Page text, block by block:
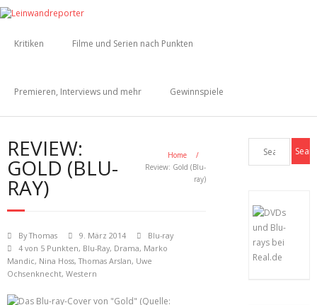
Kritiken Filme und Serien nach Punkten
Premieren, Interviews und mehr Gewinnspiele
REVIEW:
GOLD (BLU-
RAY)
Home
/
Review: Gold (Blu-
ray)
ByThomas 9. März 2014
Blu-ray
4 von 5 Punkten, Blu-Ray, Drama, Marko
Mandic, Nina Hoss,Thomas Arslan, Uwe
Ochsenknecht, Western